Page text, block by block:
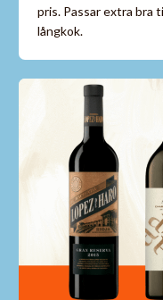
pris. Passar extra bra
långkok.